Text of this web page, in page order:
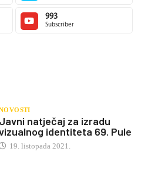
993
Subscriber
Javni natječaj za izradu
identiteta 69. Pule
19. listopada 2021.